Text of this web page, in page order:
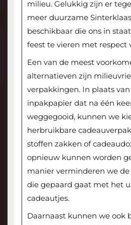
milieu. Gelukkig zijn er
meer duurzame
beschikbaar die ons in
feest te vieren met respect
Een van de meest
alternatieven zijn
verpakkingen. In plaats
inpakpapier dat na één
weggegooid, kunnen we
herbruikbare
stoffen zakken of
opnieuw kunnen worden
manier verminderen we
die gepaard gaat met het
cadeautjes.
Daarnaast kunnen we ook